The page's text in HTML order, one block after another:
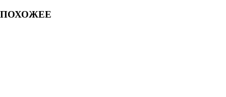
ПОХОЖЕЕ